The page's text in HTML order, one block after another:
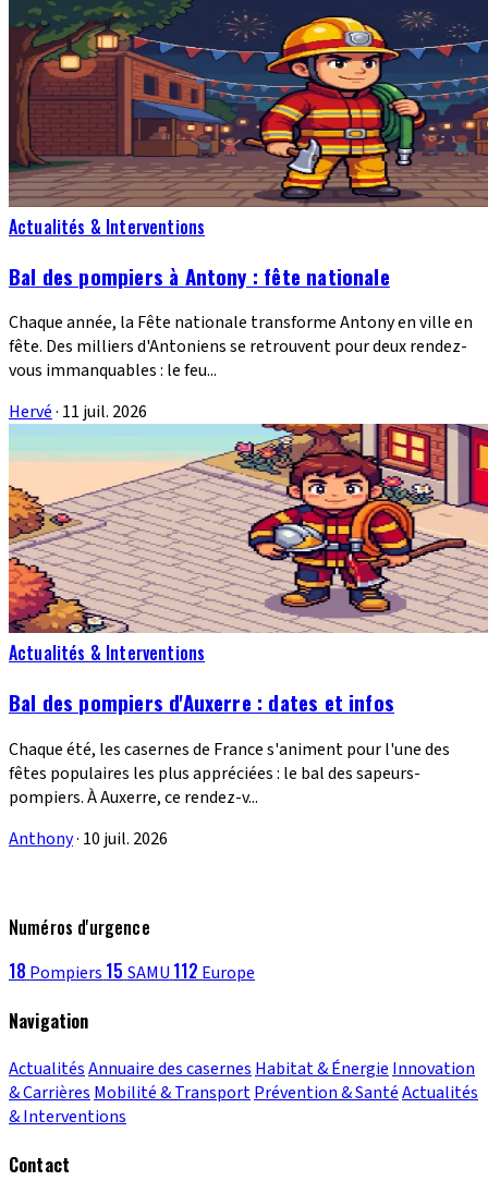
Actualités & Interventions
Bal des pompiers à Antony : fête nationale
Chaque année, la Fête nationale transforme Antony en ville en
fête. Des milliers d'Antoniens se retrouvent pour deux rendez-
vous immanquables : le feu...
Hervé· 11 juil. 2026
Actualités & Interventions
Bal des pompiers d'Auxerre : dates et infos
Chaque été, les casernes de France s'animent pour l'une des
fêtes populaires les plus appréciées : le bal des sapeurs-
pompiers. À Auxerre, ce rendez-v...
Anthony· 10 juil. 2026
Numéros d'urgence
18 Pompiers 15 SAMU 112 Europe
Navigation
ActualitésAnnuaire des casernes Habitat & Énergie Innovation
& Carrières Mobilité & TransportPrévention & SantéActualités
& Interventions
Contact